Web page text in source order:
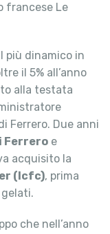
francese Le
più dinamico in
il 5% all’anno
alla testata
Ferrero. Due anni
Ferrero e
acquisito la
(Icfc), prima
che nell’anno